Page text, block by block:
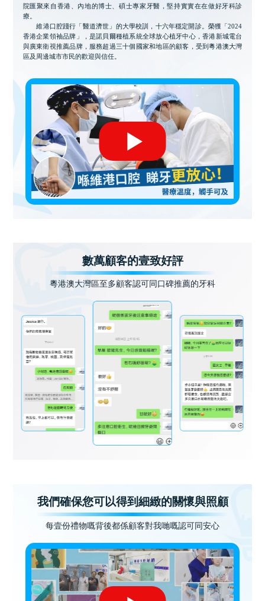
院匯聚來自香港、內地的博士、碩士專家牙醫，堅持實實在在做好牙科診
療。
維港口腔踐行「醫道濟世」的大學校訓，十六年穩定開診。榮獲「2024
香港企業領袖品牌」，是諾貝爾種植系統全球放心植牙中心，香港新城電台
與廣東衛視推薦品牌，服務超過三十個國家和地區的顧客，受到粵港澳大灣
區及周邊城市市民的歡迎與信任。
數萬顧客的壹致好評
粵港澳大灣區至多顧客認可同口碑推薦的牙科
我們確保您可以得到細緻的關懷與照顧
每壹份禮物嘅背後都係顧客對我哋嘅認可同安心